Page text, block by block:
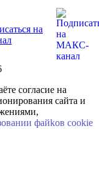
согласие на
сайта и
файkов cookie